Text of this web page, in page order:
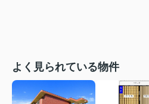
よく見られている物件